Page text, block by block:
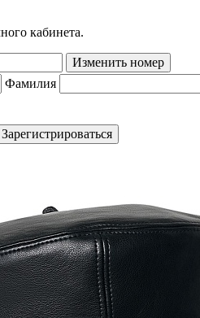
кабинета.
Изменить номер
Фамилия
Зарегистрироваться